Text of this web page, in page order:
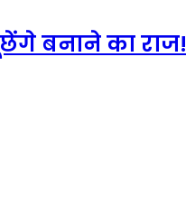
बनाने का राज!